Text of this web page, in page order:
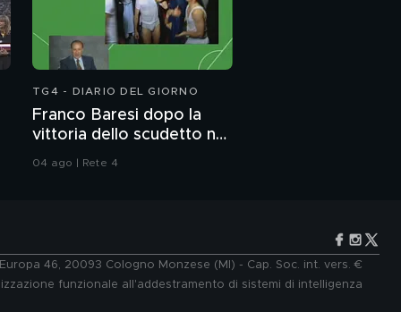
TG4 - DIARIO DEL GIORNO
Franco Baresi dopo la
vittoria dello scudetto nel
04 ago | Rete 4
46, 20093 Cologno Monzese (MI) - Cap. Soc. int. vers. €
funzionale all'addestramento di sistemi di intelligenza